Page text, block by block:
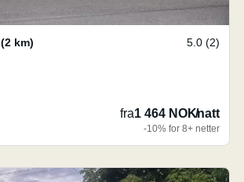
(2 km) 5.0 (2)
fra1 464 NOK/natt
-10% for 8+ netter